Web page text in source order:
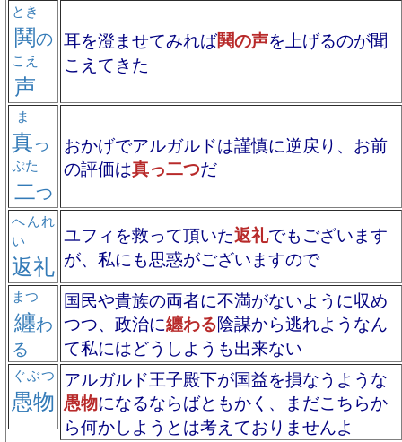
鬨
とき
の
声
こえ
耳を澄ませてみれば鬨の声を上げるのが聞
こえてきた
真
ま
っ
二
ぷた
つ
おかげでアルガルドは謹慎に逆戻り、お前
の評価は真っ二つだ
返礼
へんれ
い
ユフィを救って頂いた返礼でもございます
が、私にも思惑がございますので
纏
まつ
わ
る
国民や貴族の両者に不満がないように収め
つつ、政治に纏わる陰謀から逃れようなん
て私にはどうしようも出来ない
愚物
ぐぶつ アルガルド王子殿下が国益を損なうような
愚物になるならばともかく、まだこちらか
ら何かしようとは考えておりませんよ